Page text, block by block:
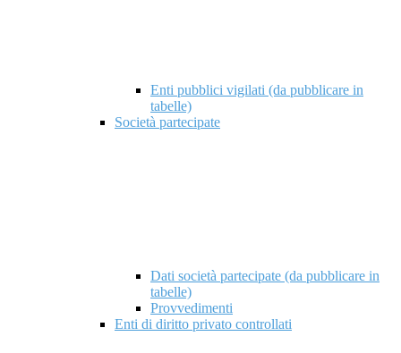
Enti pubblici vigilati (da pubblicare in
tabelle)
Società partecipate
Dati società partecipate (da pubblicare in
tabelle)
Provvedimenti
Enti di diritto privato controllati